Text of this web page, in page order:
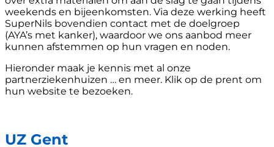
weekends en bijeenkomsten. Via deze werking heeft
SuperNils bovendien contact met de doelgroep
(AYA’s met kanker), waardoor we ons aanbod meer
kunnen afstemmen op hun vragen en noden.
Hieronder maak je kennis met al onze
partnerziekenhuizen … en meer. Klik op de prent om
hun website te bezoeken.
UZ Gent